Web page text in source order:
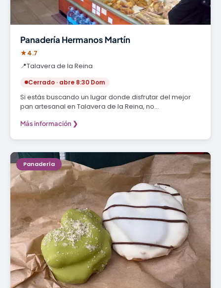
Panadería Hermanos Martín
★4.7
📍Talavera de la Reina
Cerrado · abre 8:30 Dom
Si estás buscando un lugar donde disfrutar del mejor
pan artesanal en Talavera de la Reina, no…
Más información ❯
Panadería